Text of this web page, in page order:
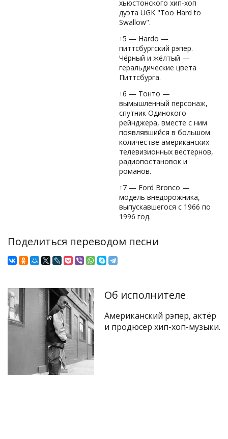
хьюстонского хип-хоп
дуэта UGK "Too Hard to
Swallow".
↑5 — Hardo —
питтсбургский рэпер.
Чёрный и жёлтый —
геральдические цвета
Питтсбурга.
↑6 — Тонто —
вымышленный персонаж,
спутник Одинокого
рейнджера, вместе с ним
появлявшийся в большом
количестве американских
телевизионных вестернов,
радиопостановок и
романов.
↑7 — Ford Bronco —
модель внедорожника,
выпускавшегося с 1966 по
1996 год.
Поделиться переводом песни
Об исполнителе
Американский рэпер, актёр
и продюсер хип-хоп-музыки.